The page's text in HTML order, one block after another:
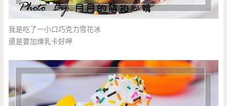
我是吃了一小口巧克力雪花冰
還是要加煉乳卡好呷